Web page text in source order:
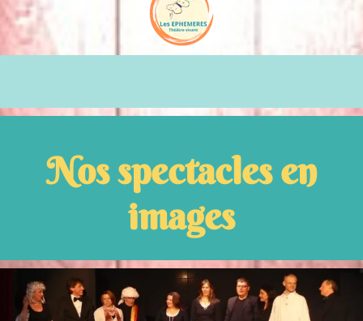
Nos spectacles en
images